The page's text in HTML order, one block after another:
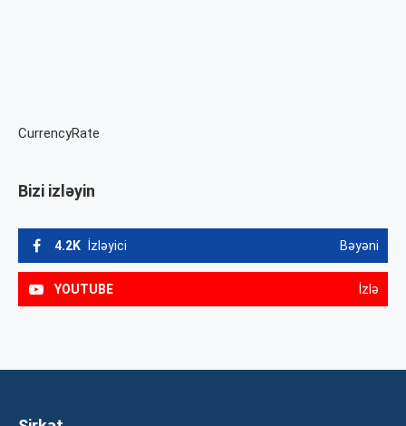
CurrencyRate
Bizi izləyin
4.2K İzləyici Bəyəni
YOUTUBE İzlə